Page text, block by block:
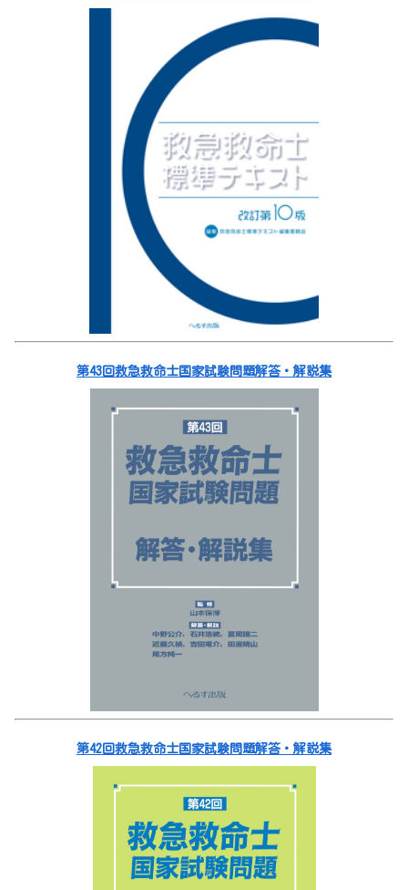
第43回救急救命士国家試験問題解答・解説集
第42回救急救命士国家試験問題解答・解説集